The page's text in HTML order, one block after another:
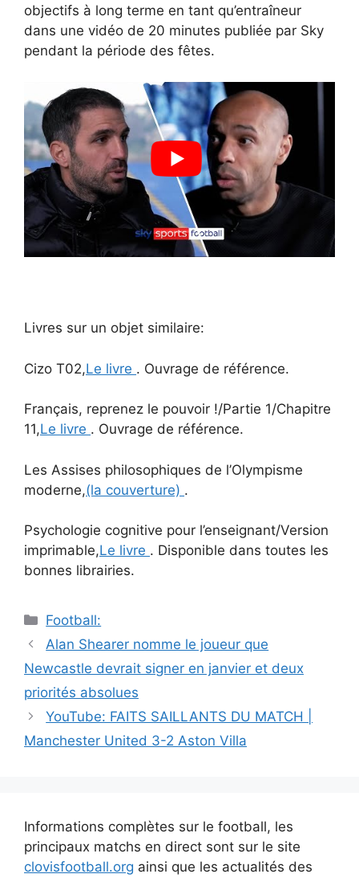
objectifs à long terme en tant qu’entraîneur
dans une vidéo de 20 minutes publiée par Sky
pendant la période des fêtes.
des
articles
Livres sur un objet similaire:
Cizo T02,Le livre . Ouvrage de référence.
Français, reprenez le pouvoir !/Partie 1/Chapitre
11,Le livre . Ouvrage de référence.
Les Assises philosophiques de l’Olympisme
moderne,(la couverture) .
Psychologie cognitive pour l’enseignant/Version
imprimable,Le livre . Disponible dans toutes les
bonnes librairies.
Catégories
Football:
Navigation
des
Alan Shearer nomme le joueur que
Newcastle devrait signer en janvier et deux
priorités absolues
YouTube: FAITS SAILLANTS DU MATCH |
Manchester United 3-2 Aston Villa
Informations complètes sur le football, les
principaux matchs en direct sont sur le site
clovisfootball.org ainsi que les actualités des